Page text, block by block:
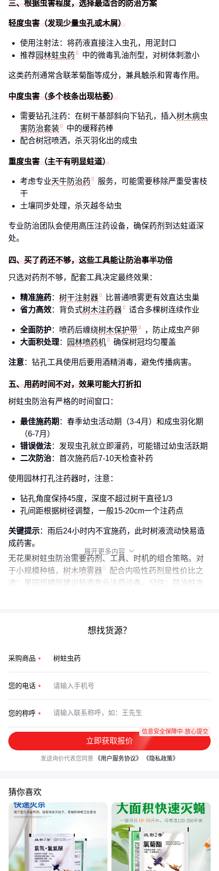
三、根据虫害程度，选择最适合的防治方案
轻度虫害（发现少量虫孔或木屑）
使用注射法：将药液直接注入虫孔，用泥封口
推荐园林蛀虫药 中的微毒乳油剂型，对树体刺激小
这类药剂通常含联苯菊酯等成分，兼具触杀和胃毒作用。
中度虫害（多个枝条出现枯萎）
需要钻孔注药：在树干基部斜向下钻孔，插入树木病虫
害防治套装
中的缓释药棒
配合树冠喷洒，杀灭羽化出的成虫
重度虫害（主干有明显蛀道）
考虑专业天牛防治药
服务，可能需要移除严重受害枝
干
土壤同步处理，杀灭越冬幼虫
专业防治团队会使用高压注药设备，确保药剂到达蛀道深
处。
四、买了药还不够，这些工具能让防治事半功倍
只选对药剂不够，配套工具决定最终效果：
精准施药： 树干注射器
比普通喷雾更有效直达虫巢
省力高效：背负式树木注药器 适合多棵树连续作业
全面防护：喷药后缠绕树木保护带
，防止成虫产卵
大面积处理： 园林喷药机 确保树冠均匀覆盖
注意：钻孔工具使用后要用酒精消毒，避免传播病害。
五、用药时间不对，效果可能大打折扣
树蛀虫防治有严格的时间窗口：
最佳施药期 ：春季幼虫活动期（3-4月）和成虫羽化期
（6-7月）
错误做法：发现虫孔就立即灌药，可能错过幼虫活跃期
二次防治：首次施药后7-10天检查补药
使用园林打孔注药器时，注意：
钻孔角度保持45度，深度不超过树干直径1/3
孔间距根据树径调整，一般15-20cm一个注药点
关键提示：雨后24小时内不宜施药，此时树液流动快易造
成药害。
无花果树蛀虫防治需要药剂、工具、时机的组合策略。对
于小规模种植， 树木喷雾器
配合内吸性药剂是性价比之
选；果园规模则建议投资专业注药设备。记住：防治蛀虫
展开更多内容 
想找货源？
采购商品
您的电话
您的称呼
立即获取报价
信息安全保障中·放心提交
发送询价代表您同意 《用户服务协议》 《隐私政策》
猜你喜欢